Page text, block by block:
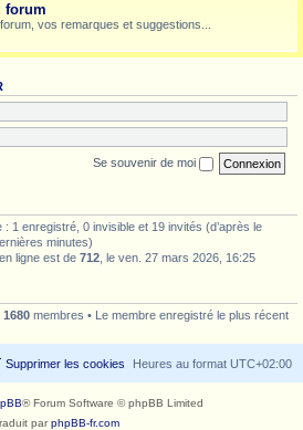
forum
vos remarques et suggestions...
Se souvenir de moi
: 1 enregistré, 0 invisible et 19 invités (d’après le
minutes)
ligne est de 712 , le ven. 27 mars 2026, 16:25
1680 membres • Le membre enregistré le plus récent
Heures au format UTC+02:00
Supprimer les cookies
® Forum Software © phpBB Limited
parphpBB-fr.com